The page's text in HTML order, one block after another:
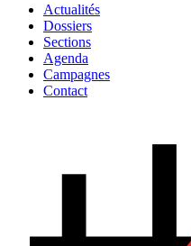
Actualités
Dossiers
Sections
Agenda
Campagnes
Contact